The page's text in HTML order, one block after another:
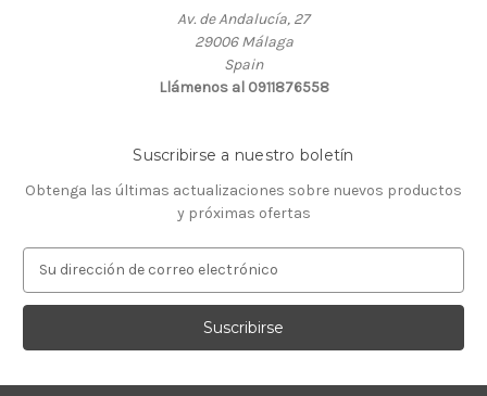
Av. de Andalucía, 27
29006 Málaga
Spain
Llámenos al 0911876558
Suscribirse a nuestro boletín
Obtenga las últimas actualizaciones sobre nuevos productos
y próximas ofertas
r
c